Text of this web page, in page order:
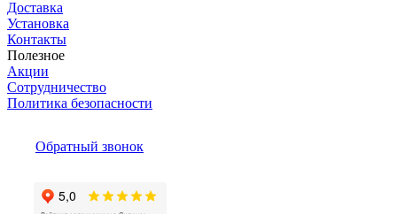
Доставка
Установка
Контакты
Полезное
Акции
Сотрудничество
Политика безопасности
Обратный звонок